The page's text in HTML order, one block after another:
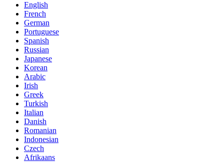
English
French
German
Portuguese
Spanish
Russian
Japanese
Korean
Arabic
Irish
Greek
Turkish
Italian
Danish
Romanian
Indonesian
Czech
Afrikaans